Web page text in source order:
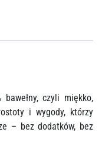
czyli miękko,
i wygody, którzy
– bez dodatków, bez